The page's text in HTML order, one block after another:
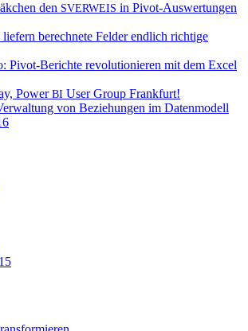
den SVERWEIS in Pivot-Auswertungen
berechnete Felder endlich richtige
Pivot-Berichte revolutionieren mit dem Excel
PowerBI User Group Frankfurt!
von Beziehungen im Datenmodell